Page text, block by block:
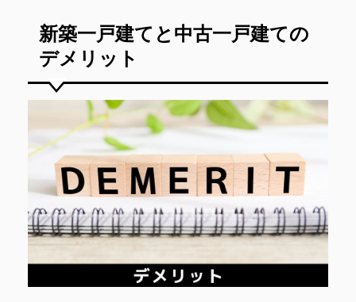
新築一戸建てと中古一戸建ての
デメリット